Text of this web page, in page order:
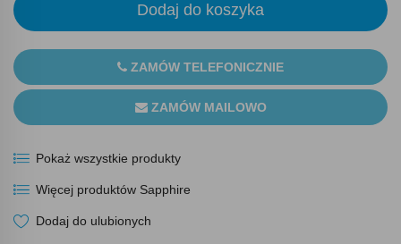
Dodaj do koszyka
ZAMÓW TELEFONICZNIE
ZAMÓW MAILOWO
Pokaż wszystkie produkty
Więcej produktów Sapphire
Dodaj do ulubionych